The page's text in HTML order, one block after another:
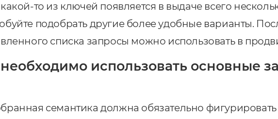
то из ключей появляется в выдаче всего
подобрать другие более удобные варианты.
списка запросы можно использовать в
необходимо использовать основные
семантика должна обязательно